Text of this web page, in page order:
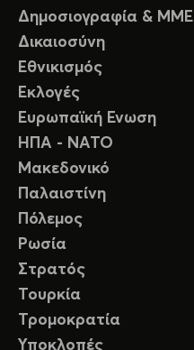
Δημοσιογραφία & ΜΜΕ
Δικαιοσύνη
Εθνικισμός
Εκλογές
Ευρωπαϊκή Ενωση
ΗΠΑ - ΝΑΤΟ
Μακεδονικό
Παλαιστίνη
Πόλεμος
Ρωσία
Στρατός
Τουρκία
Τρομοκρατία
Υποκλοπές